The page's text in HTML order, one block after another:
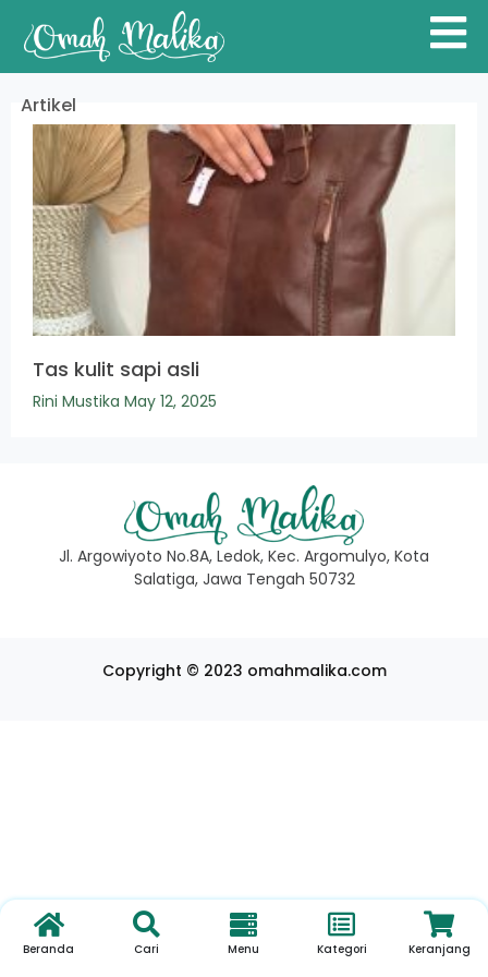
Artikel
Tas kulit sapi asli
Rini Mustika May 12, 2025
Jl. Argowiyoto No.8A, Ledok, Kec. Argomulyo, Kota
Salatiga, Jawa Tengah 50732
Copyright © 2023 omahmalika.com
Beranda Cari Menu Kategori Keranjang